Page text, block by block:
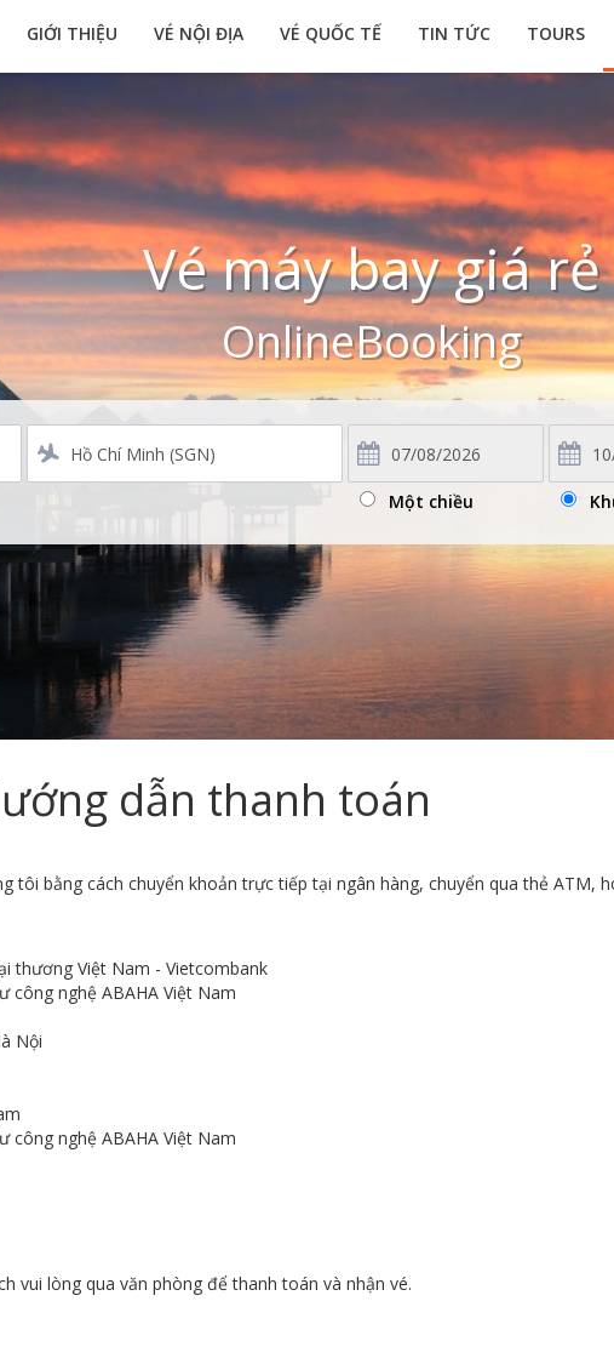
GIỚI THIỆU VÉ NỘI ĐỊA VÉ QUỐC TẾ TIN TỨC TOURS
Vé máy bay giá rẻ
OnlineBooking
Một chiều
dẫn thanh toán
tôi bằng cách chuyển khoản trực tiếp tại ngân hàng, chuyển qua thẻ ATM,
thương Việt Nam - Vietcombank
công nghệ ABAHA Việt Nam
Nội
công nghệ ABAHA Việt Nam
vui lòng qua văn phòng để thanh toán và nhận vé.